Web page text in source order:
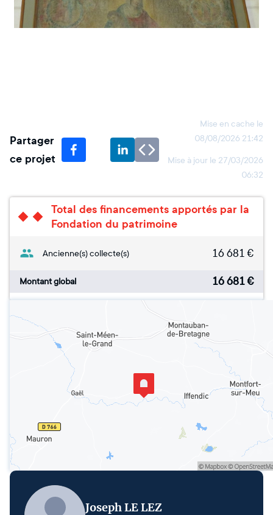
Partager
ce projet
Mise en cache le
08/08/2026 21:42
Mise à jour le 27/03/2026
06:32
Total des financements apportés par la
Fondation du patrimoine
Ancienne(s) collecte(s) 16 681 €
Montant global 16 681€
Joseph LE LEZ